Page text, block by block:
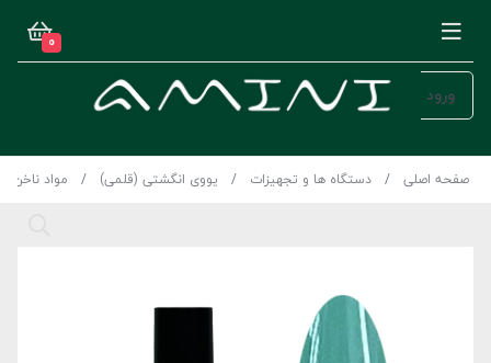
0
ورود
صفحه اصلی دستگاه ها و تجهیزات یووی انگشتی (قلمی) مواد ناخن